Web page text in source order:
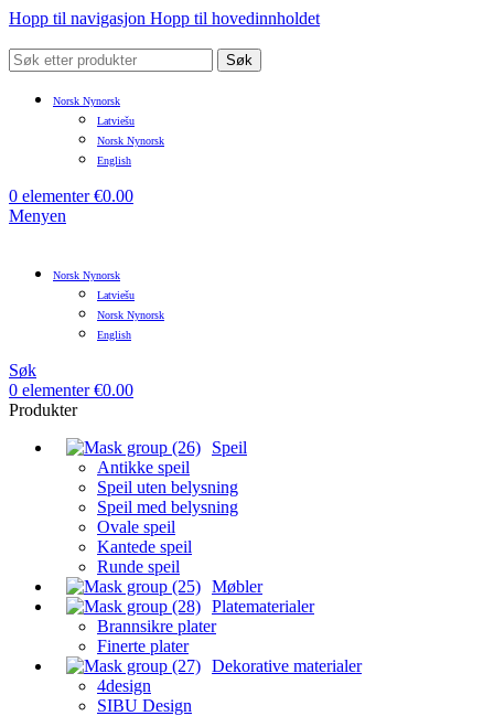
Hopp til navigasjon Hopp til hovedinnholdet
Søk
Norsk Nynorsk
Latviešu
Norsk Nynorsk
English
0 elementer €0.00
Menyen
Norsk Nynorsk
Latviešu
Norsk Nynorsk
English
Søk
0 elementer €0.00
Produkter
Speil
Antikke speil
Speil uten belysning
Speil med belysning
Ovale speil
Kantede speil
Runde speil
Møbler
Platematerialer
Brannsikre plater
Finerte plater
Dekorative materialer
4design
SIBU Design